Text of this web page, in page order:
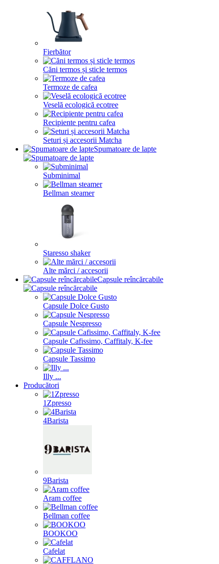
Fierbător
Căni termos și sticle termos
Termoze de cafea
Veselă ecologică ecotree
Recipiente pentru cafea
Seturi și accesorii Matcha
Spumatoare de lapte
Subminimal
Bellman steamer
Staresso shaker
Alte mărci / accesorii
Capsule reîncărcabile
Capsule Dolce Gusto
Capsule Nespresso
Capsule Cafissimo, Caffitaly, K-fee
Capsule Tassimo
Illy ...
Producători
1Zpresso
4Barista
9Barista
Aram coffee
Bellman coffee
BOOKOO
Cafelat